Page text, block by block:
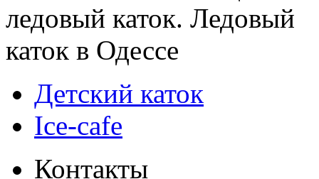
Детский каток
Ice-cafe
Контакты